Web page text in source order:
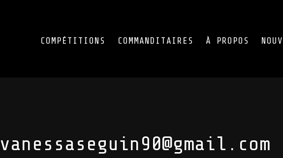
COMPÉTITIONS COMMANDITAIRES À PROPOS
vanessaseguin90@gmail.com